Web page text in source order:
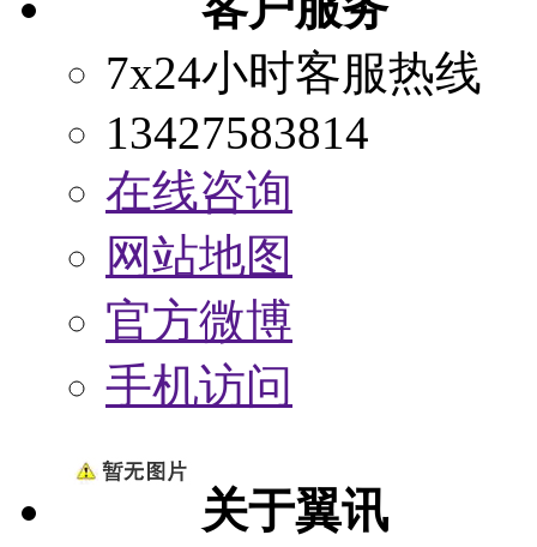
7x24小时客服热线
13427583814
在线咨询
网站地图
官方微博
手机访问
关于翼讯